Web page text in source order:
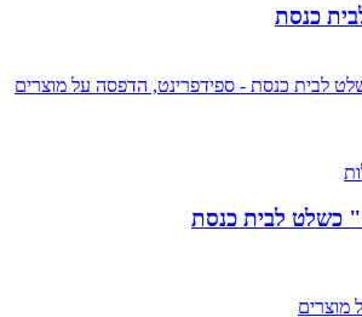
כנסת
כשלט לבית כנסת